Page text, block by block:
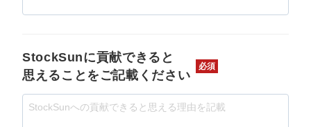
StockSunに貢献できると
思えることをご記載ください
必須